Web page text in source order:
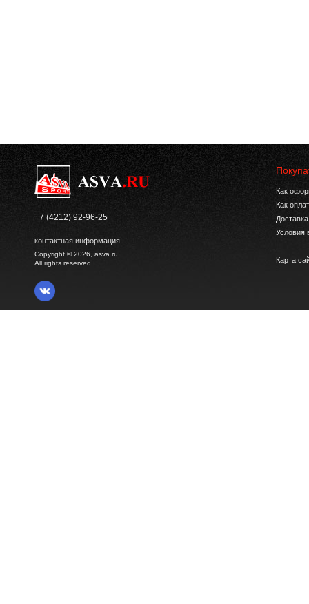
+7 (4212) 92-96-25
контактная информация
Copyright © 2026, asva.ru
All rights reserved.
Как
Как
Условия
Карта